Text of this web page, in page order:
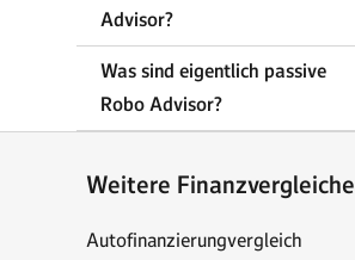
Advisor?
Was sind eigentlich passive
Robo Advisor?
Weitere Finanzvergleiche
Autofinanzierungvergleich